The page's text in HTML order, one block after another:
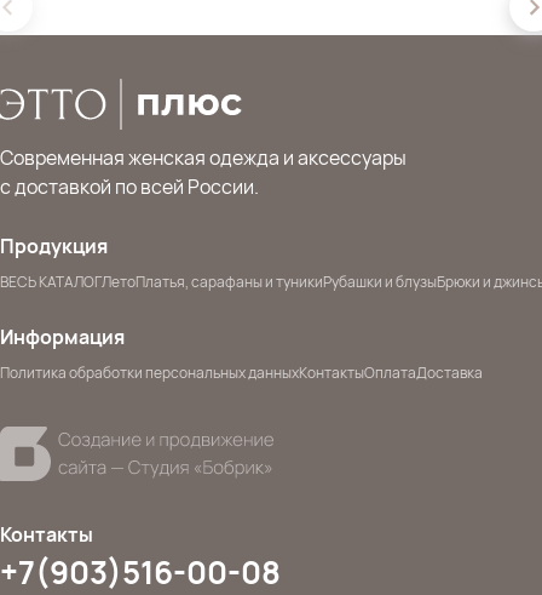
Современная женская одежда и аксессуары
с доставкой по всей России.
Продукция
ВЕСЬ КАТАЛОГЛетоПлатья, сарафаны и туникиРубашки и блузыБрюки и
Информация
Политика обработки персональных данныхКонтактыОплатаДоставка
Контакты
+7(903)516-00-08